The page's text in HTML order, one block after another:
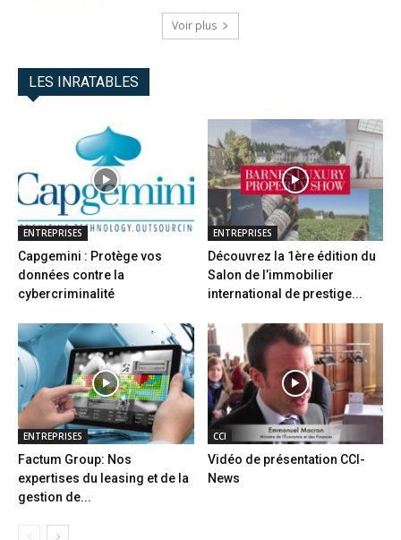
Voir plus
LES INRATABLES
ENTREPRISES
Capgemini : Protège vos
données contre la
cybercriminalité
ENTREPRISES
Découvrez la 1ère édition du
Salon de l’immobilier
international de prestige...
ENTREPRISES
Factum Group: Nos
expertises du leasing et de la
gestion de...
CCI
Vidéo de présentation CCI-
News